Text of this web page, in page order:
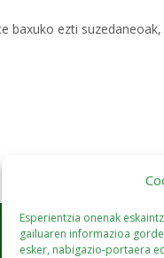
Esperientzia onenak
gailuaren informazioa
esker, nabigazio-portaera
baxuko ezti